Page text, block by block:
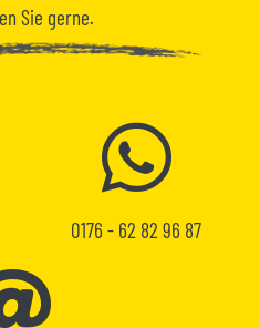
Sie gerne.
0176 - 62 82 96 87